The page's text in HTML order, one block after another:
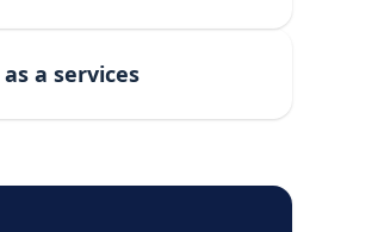
a services